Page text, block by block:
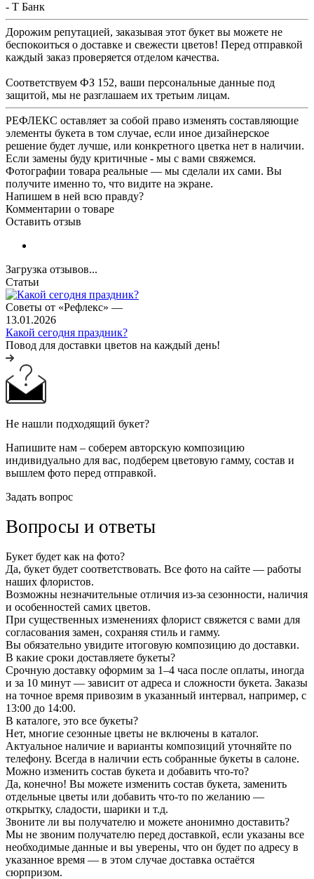
- Т Банк
Дорожим репутацией, заказывая этот букет вы можете не
беспокоиться о доставке и свежести цветов! Перед отправкой
каждый заказ проверяется отделом качества.
Соответствуем ФЗ 152, ваши персональные данные под
защитой, мы не разглашаем их третьим лицам.
РЕФЛЕКС оставляет за собой право изменять составляющие
элементы букета в том случае, если иное дизайнерское
решение будет лучше, или конкретного цветка нет в наличии.
Если замены буду критичные - мы с вами свяжемся.
Фотографии товара реальные — мы сделали их сами. Вы
получите именно то, что видите на экране.
Напишем в ней всю правду?
Комментарии о товаре
Оставить отзыв
Загрузка отзывов...
Статьи
Советы от «Рефлекс» —
13.01.2026
Какой сегодня праздник?
Повод для доставки цветов на каждый день!
Не нашли подходящий букет?
Напишите нам – соберем авторскую композицию
индивидуально для вас, подберем цветовую гамму, состав и
вышлем фото перед отправкой.
Задать вопрос
Вопросы и ответы
Букет будет как на фото?
Да, букет будет соответствовать. Все фото на сайте — работы
наших флористов.
Возможны незначительные отличия из-за сезонности, наличия
и особенностей самих цветов.
При существенных изменениях флорист свяжется с вами для
согласования замен, сохраняя стиль и гамму.
Вы обязательно увидите итоговую композицию до доставки.
В какие сроки доставляете букеты?
Срочную доставку оформим за 1–4 часа после оплаты, иногда
и за 10 минут — зависит от адреса и сложности букета. Заказы
на точное время привозим в указанный интервал, например, с
13:00 до 14:00.
В каталоге, это все букеты?
Нет, многие сезонные цветы не включены в каталог.
Актуальное наличие и варианты композиций уточняйте по
телефону. Всегда в наличии есть собранные букеты в салоне.
Можно изменить состав букета и добавить что-то?
Да, конечно! Вы можете изменить состав букета, заменить
отдельные цветы или добавить что-то по желанию —
открытку, сладости, шарики и т.д.
Звоните ли вы получателю и можете анонимно доставить?
Мы не звоним получателю перед доставкой, если указаны все
необходимые данные и вы уверены, что он будет по адресу в
указанное время — в этом случае доставка остаётся
сюрпризом.